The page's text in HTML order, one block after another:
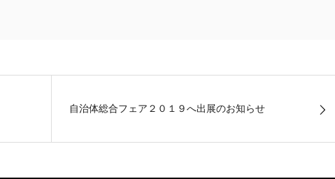
自治体総合フェア２０１９へ出展のお知らせ